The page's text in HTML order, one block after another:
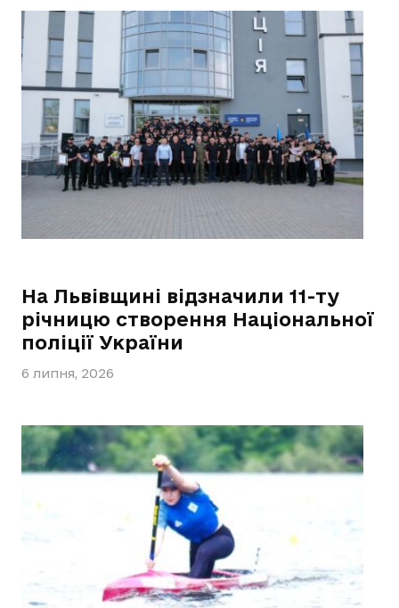
На Львівщині відзначили 11-ту
річницю створення Національної
поліції України
6 липня, 2026